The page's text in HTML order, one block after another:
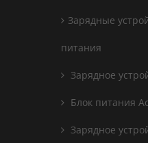
Зарядные
питания
Зарядное
Блок питания
Зарядное